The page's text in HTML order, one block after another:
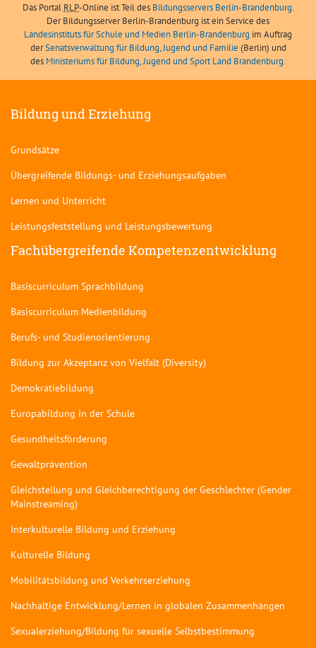
Das Portal RLP-Online ist Teil des Bildungsservers Berlin-Brandenburg.
Der Bildungsserver Berlin-Brandenburg ist ein Service des
Landesinstituts für Schule und Medien Berlin-Brandenburg im Auftrag
derSenatsverwaltung für Bildung, Jugend und Familie (Berlin) und
des Ministeriums für Bildung, Jugend und Sport Land Brandenburg.
Bildung und Erziehung
Grundsätze
Übergreifende Bildungs- und Erziehungsaufgaben
Lernen und Unterricht
Leistungsfeststellung und Leistungsbewertung
Fachübergreifende Kompetenzentwicklung
Basiscurriculum Sprachbildung
Basiscurriculum Medienbildung
Berufs- und Studienorientierung
Bildung zur Akzeptanz von Vielfalt (Diversity)
Demokratiebildung
Europabildung in der Schule
Gesundheitsförderung
Gewaltprävention
Gleichstellung und Gleichberechtigung der Geschlechter (Gender
Mainstreaming)
Interkulturelle Bildung und Erziehung
Kulturelle Bildung
Mobilitätsbildung und Verkehrserziehung
Nachhaltige Entwicklung/Lernen in globalen Zusammenhängen
Sexualerziehung/Bildung für sexuelle Selbstbestimmung